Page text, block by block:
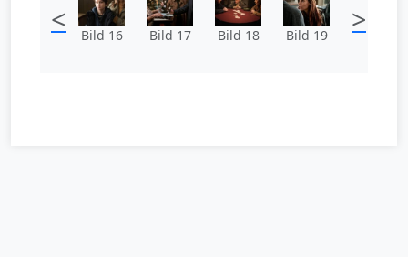
< Bild 16 Bild 17 Bild 18 Bild 19 >